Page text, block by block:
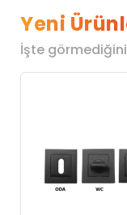
Yeni
İşte